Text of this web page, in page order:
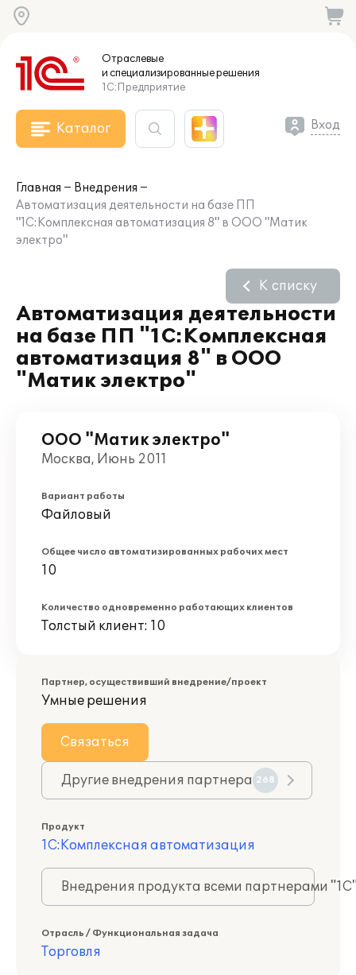
Отраслевые
и специализированныерешения
1С:Предприятие
Каталог Вход
Главная
Внедрения
Автоматизация деятельности на базе ПП
"1С:Комплексная автоматизация 8" в ООО "Матик
электро"
Автоматизация деятельности
на базе ПП "1С:Комплексная
автоматизация 8" в ООО
"Матик электро"
К списку
ООО "Матик электро"
Москва, Июнь 2011
Вариант работы
Файловый
Общее число автоматизированных рабочих мест
10
Количество одновременно работающих клиентов
Толстый клиент: 10
Партнер, осуществивший внедрение/проект
Умные решения
Связаться
Другие внедрения партнера 268
Продукт
1С:Комплексная автоматизация
Внедрения продукта всеми партнерами
Отрасль / Функциональная задача
Торговля